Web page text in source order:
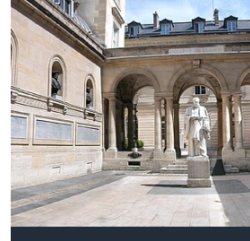
Nos engagements